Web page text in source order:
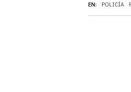
EN: POLICÍA